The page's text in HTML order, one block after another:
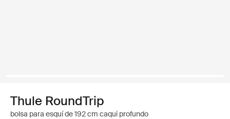
Thule RoundTrip
bolsa para esquí de 192 cm caqui profundo